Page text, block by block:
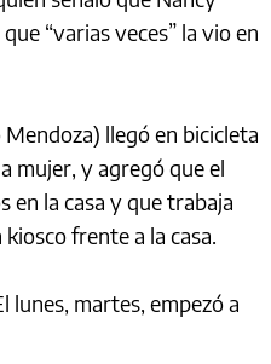
“varias veces” la vio en
llegó en bicicleta
mujer, y agregó que el
en la casa y que trabaja
frente a la casa.
lunes, martes, empezó a